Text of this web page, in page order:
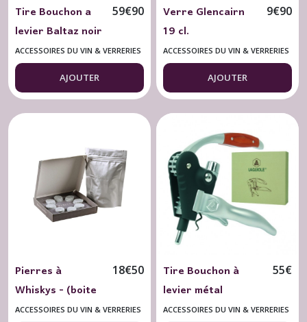
Tire Bouchon a
levier Baltaz noir
Peugeot
59€90
ACCESSOIRES DU VIN & VERRERIES
AJOUTER
Verre Glencairn
19 cl.
9€90
ACCESSOIRES DU VIN & VERRERIES
AJOUTER
Pierres à
Whiskys - (boite
de 8 pierres)
18€50
ACCESSOIRES DU VIN & VERRERIES
Tire Bouchon à
levier métal
LAGUIOLE
55€
ACCESSOIRES DU VIN & VERRERIES